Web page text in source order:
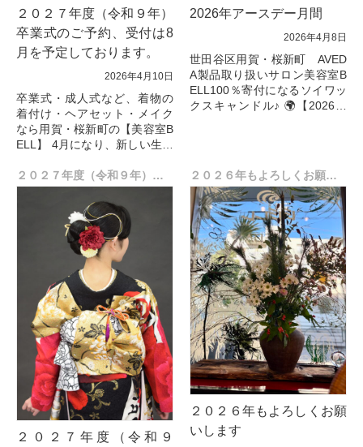
２０２７年度（令和９年）
卒業式のご予約、受付は8
月を予定しております。
2026年4月10日
卒業式・成人式など、着物の
着付け・ヘアセット・メイク
なら用賀・桜新町の【美容室B
ELL】 4月になり、新しい生活
いででしょうか？
今年もたくさんの卒業生のご
2026年アースデー月間
2026年4月8日
世田谷区用賀・桜新町 AVED
A製品取り扱いサロン美容室B
ELL100％寄付になるソイワッ
クスキャンドル♪ 🌍【2026年
２０２７年度（令和９年）、成人の日のご予約、受付開始しました。
２０２７年度（令和９
２０２６年もよろしくお願いします
２０２６年もよろしくお願
いします